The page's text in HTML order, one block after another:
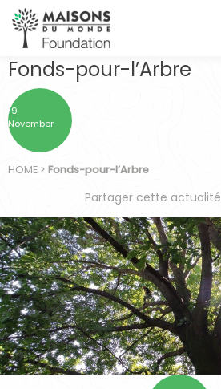
Fonds-pour-l’Arbre
19
November
HOME > Fonds-pour-l’Arbre
Partager cette actualité